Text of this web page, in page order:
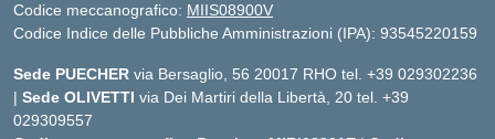
Codice meccanografico: MIIS08900V
Codice Indice delle Pubbliche Amministrazioni (IPA): 93545220159
Sede PUECHER via Bersaglio, 56 20017 RHO tel. +39 029302236
| Sede OLIVETTI via Dei Martiri della Libertà, 20 tel. +39
029309557